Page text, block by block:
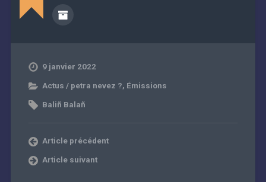
9 janvier 2022
Actus / petra nevez ?, Émissions
Baliñ Balañ
Article précédent
Article suivant